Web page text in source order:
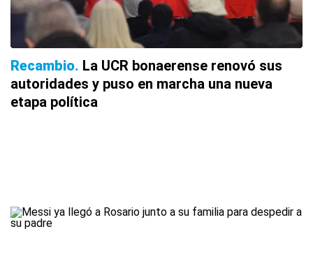
Recambio La UCR bonaerense renovó sus
autoridades y puso en marcha una nueva
etapa política